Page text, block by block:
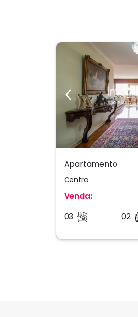
Previous
Apartamento
Centro
Venda:
03
02